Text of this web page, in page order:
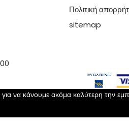
Πολιτική
sitemap
να κάνουμε ακόμα καλύτερη την